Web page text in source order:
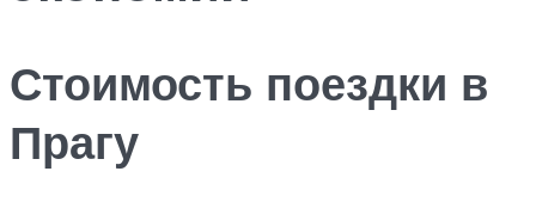
Стоимость поездки в
Прагу